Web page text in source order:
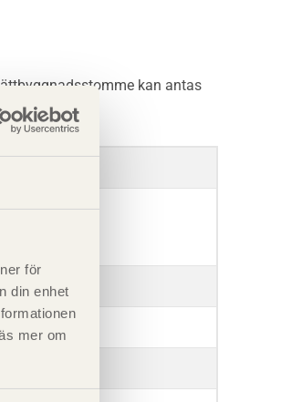
för
din enhet
mer om
kan antas